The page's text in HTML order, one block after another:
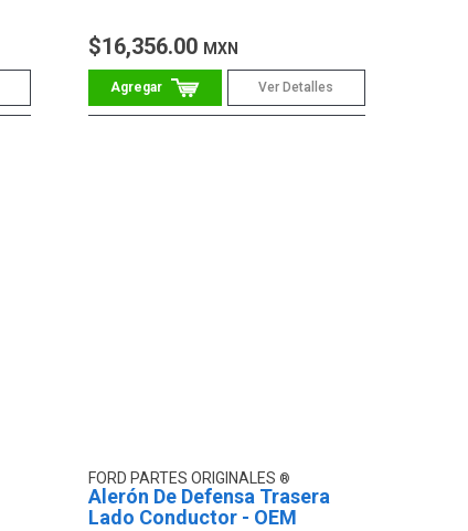
$16,356.00 MXN
Ver Detalles
FORD PARTES ORIGINALES
Alerón De Defensa Trasera
Lado Conductor - OEM